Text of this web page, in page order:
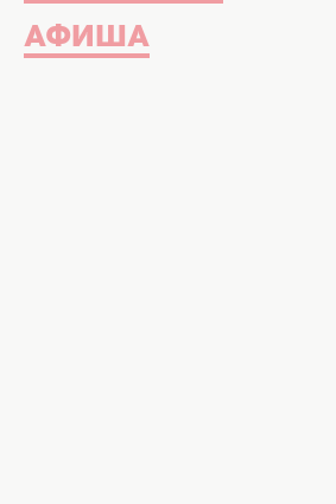
АФИША